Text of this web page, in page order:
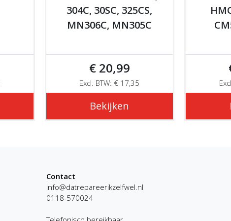
304C, 30SC, 325CS,
MN306C, MN305C
€ 20,99
Excl. BTW: € 17,35
Bekijken
Contact
info@datrepareerikzelfwel.nl
0118-570024